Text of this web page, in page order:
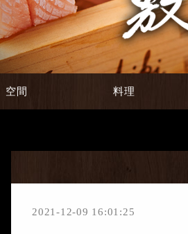
空間 料理
2021-12-09 16:01:25